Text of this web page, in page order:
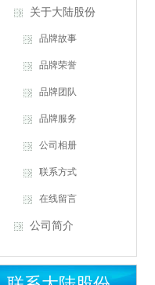
关于大陆股份
品牌故事
品牌荣誉
品牌团队
品牌服务
公司相册
联系方式
在线留言
公司简介